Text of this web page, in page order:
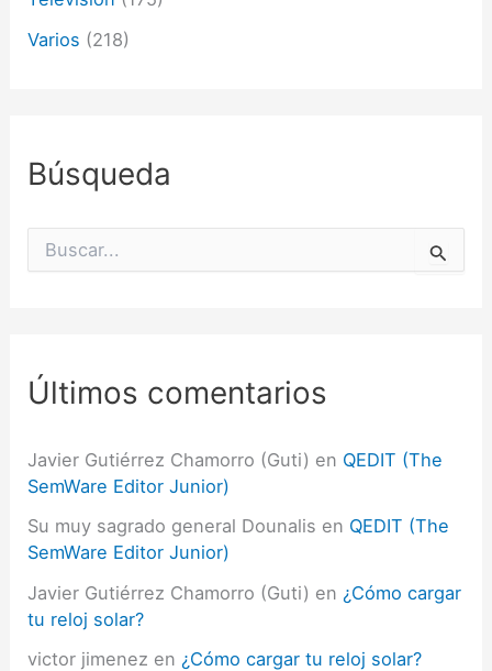
Varios (218)
Búsqueda
Últimos comentarios
Javier Gutiérrez Chamorro (Guti) en QEDIT (The
SemWare Editor Junior)
Su muy sagrado general Dounalis en QEDIT (The
SemWare Editor Junior)
Javier Gutiérrez Chamorro (Guti) en ¿Cómo cargar
tu reloj solar?
victor jimenez en ¿Cómo cargar tu reloj solar?